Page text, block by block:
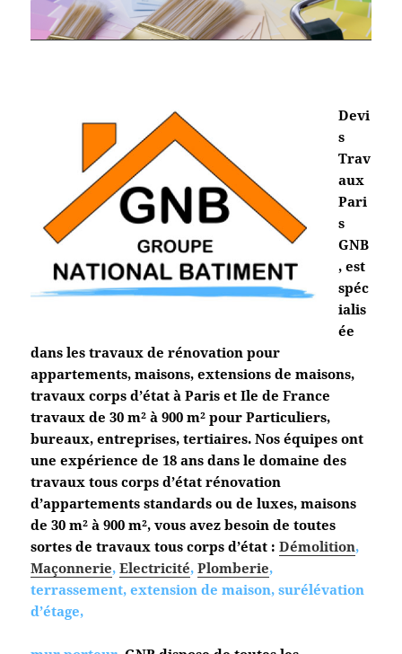
Devi
s
Trav
aux
Pari
s
GNB
, est
spéc
ialis
ée
dans les travaux de rénovation pour
appartements, maisons, extensions de maisons,
travaux corps d’état à Paris et Ile de France
travaux de 30 m² à 900 m² pour Particuliers,
bureaux, entreprises, tertiaires. Nos équipes ont
une expérience de 18 ans dans le domaine des
travaux tous corps d’état rénovation
d’appartements standards ou de luxes, maisons
de 30 m² à 900 m², vous avez besoin de toutes
sortes de travaux tous corps d’état : Démolition,
Maçonnerie,Electricité,Plomberie,
terrassement, extension de maison, surélévation
d’étage,